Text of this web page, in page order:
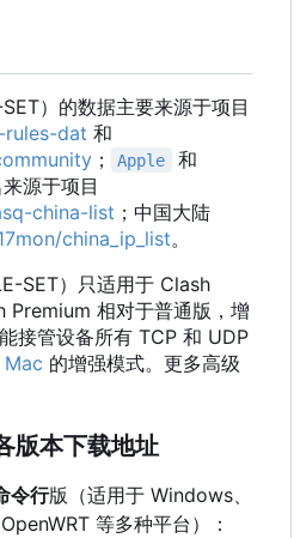
） 的数据主要来源于项目
rules-dat 和
； Apple 和
源于项目
china-list ；中国大陆
china_ip_list。
SET）
只适用于 Clash
Premium 相对于普通版，增
能接管设备所有 TCP 和 UDP
的增强模式。更多高级
版本下载地址
令行版（适用于 Windows、
等多种平台）：